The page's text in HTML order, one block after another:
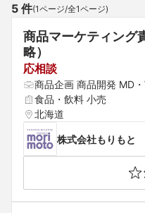
5 件(1ページ/全1ページ)
商品マーケティング
略）
応相談
商品企画 商品開発 MD
食品・飲料 小売
北海道
株式会社もりもと